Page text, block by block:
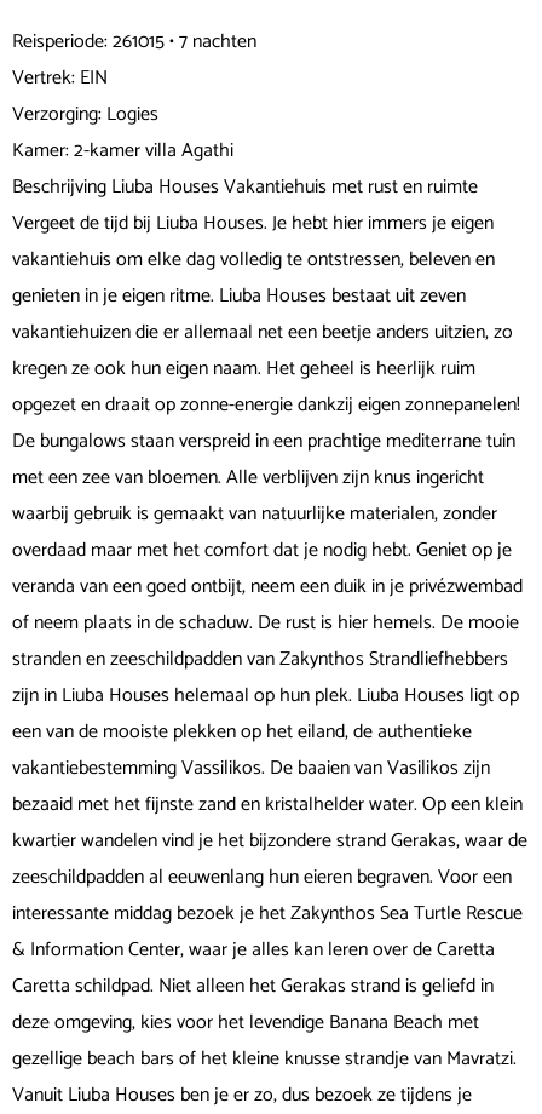
Reisperiode: 261015 • 7 nachten
Vertrek: EIN
Verzorging: Logies
Kamer: 2-kamer villa Agathi
Beschrijving Liuba Houses Vakantiehuis met rust en ruimte
Vergeet de tijd bij Liuba Houses. Je hebt hier immers je eigen
vakantiehuis om elke dag volledig te ontstressen, beleven en
genieten in je eigen ritme. Liuba Houses bestaat uit zeven
vakantiehuizen die er allemaal net een beetje anders uitzien, zo
kregen ze ook hun eigen naam. Het geheel is heerlijk ruim
opgezet en draait op zonne-energie dankzij eigen zonnepanelen!
De bungalows staan verspreid in een prachtige mediterrane tuin
met een zee van bloemen. Alle verblijven zijn knus ingericht
waarbij gebruik is gemaakt van natuurlijke materialen, zonder
overdaad maar met het comfort dat je nodig hebt. Geniet op je
veranda van een goed ontbijt, neem een duik in je privézwembad
of neem plaats in de schaduw. De rust is hier hemels. De mooie
stranden en zeeschildpadden van Zakynthos Strandliefhebbers
zijn in Liuba Houses helemaal op hun plek. Liuba Houses ligt op
een van de mooiste plekken op het eiland, de authentieke
vakantiebestemming Vassilikos. De baaien van Vasilikos zijn
bezaaid met het fijnste zand en kristalhelder water. Op een klein
kwartier wandelen vind je het bijzondere strand Gerakas, waar de
zeeschildpadden al eeuwenlang hun eieren begraven. Voor een
interessante middag bezoek je het Zakynthos Sea Turtle Rescue
& Information Center, waar je alles kan leren over de Caretta
Caretta schildpad. Niet alleen het Gerakas strand is geliefd in
deze omgeving, kies voor het levendige Banana Beach met
gezellige beach bars of het kleine knusse strandje van Mavratzi.
Vanuit Liuba Houses ben je er zo, dus bezoek ze tijdens je